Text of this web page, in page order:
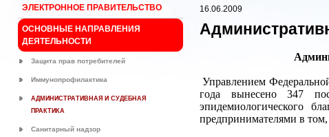
ЭЛЕКТРОННОЕ ПРАВИТЕЛЬСТВО
ОСНОВНЫЕ НАПРАВЛЕНИЯ
ДЕЯТЕЛЬНОСТИ
Защита прав потребителей
Иммунопрофилактика
АДМИНИСТРАТИВНАЯ И СУДЕБНАЯ
ПРАКТИКА
Санитарный надзор
16.06.2009
Управлением
года вынесено 347
эпидемиологического
предпринимателями в